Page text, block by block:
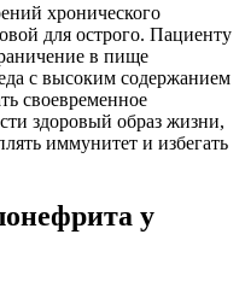
хронического
для острого. Пациенту
в пище
с высоким содержанием
своевременное
здоровый образ жизни,
иммунитет и избегать
у